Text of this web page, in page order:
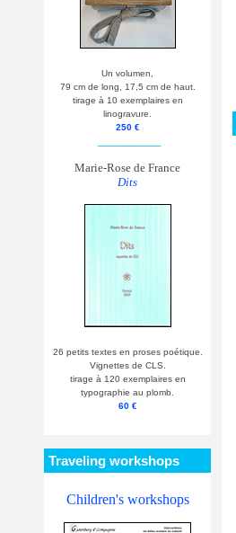
Un volumen,
79 cm de long, 17,5 cm de haut.
tirage à 10 exemplaires en
linogravure.
250 €
Marie-Rose de France
Dits
26 petits textes en proses poétique.
Vignettes de CLS.
tirage à 120 exemplaires en
typographie au plomb.
60 €
Traveling workshops
Children's workshops